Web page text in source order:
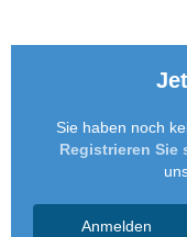
Sie haben noch
Registrieren Sie
Anmelden